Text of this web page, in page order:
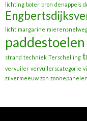
lichting boter bron denappels
licht margarine
paddestoelen
strand techniek Terschelling
vervuiler vervuilerscategorie
zilvermeeuw zon zonnepanelen